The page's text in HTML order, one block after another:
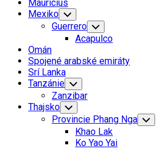
Mauricius
Mexiko Toggle
Child
Menu
Guerrero Toggle
Child
Menu
Acapulco
Omán
Spojené arabské emiráty
Srí Lanka
Tanzánie Toggle
Child
Menu
Zanzibar
Thajsko Toggle
Child
Menu
Provincie Phang Nga
Child
Khao Lak
Ko Yao Yai